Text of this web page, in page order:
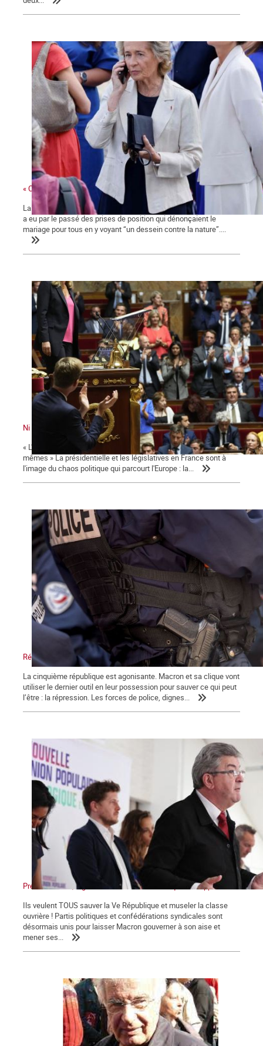
« Ces gens-là »
La ministre des collectivités territoriales, issue des Républicains,
a eu par le passé des prises de position qui dénonçaient le
mariage pour tous en y voyant “un dessein contre la nature”....
Ni le gouvernement ni l'Assemblée ne nous représente !
« L'émancipation des travailleurs sera l'œuvre des travailleurs eux-
mêmes » La présidentielle et les législatives en France sont à
l'image du chaos politique qui parcourt l'Europe : la...
Répression, maître-mot de la macronie.
La cinquième république est agonisante. Macron et sa clique vont
utiliser le dernier outil en leur possession pour sauver ce qui peut
l’être : la répression. Les forces de police, dignes...
Présidentielles, législatives : Non au front unique des appareils !
Ils veulent TOUS sauver la Ve République et museler la classe
ouvrière ! Partis politiques et confédérations syndicales sont
désormais unis pour laisser Macron gouverner à son aise et
mener ses...